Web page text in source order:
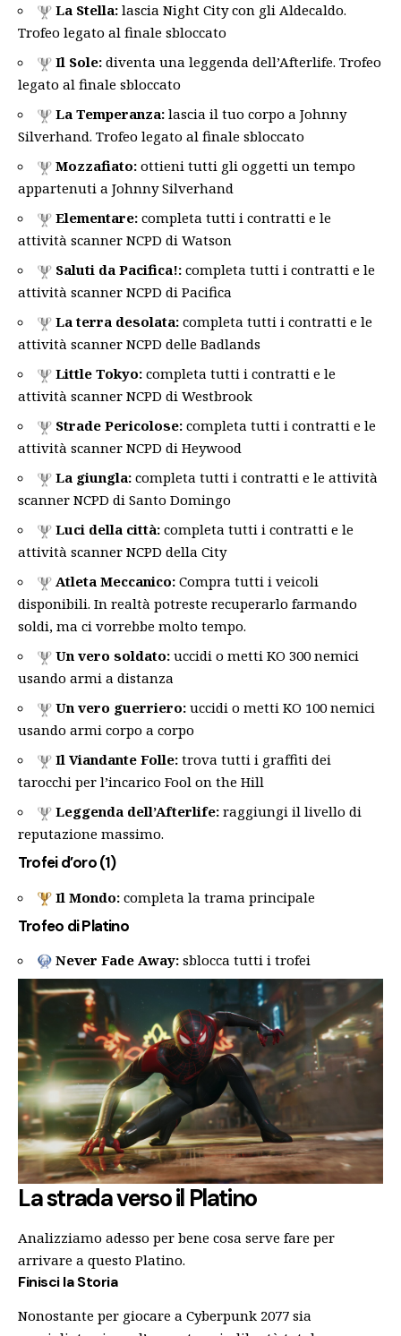
La Stella: lascia Night City con gli Aldecaldo.
Trofeo legato al finale sbloccato
Il Sole: diventa una leggenda dell’Afterlife. Trofeo
legato al finale sbloccato
La Temperanza: lascia il tuo corpo a Johnny
Silverhand. Trofeo legato al finale sbloccato
Mozzafiato: ottieni tutti gli oggetti un tempo
appartenuti a Johnny Silverhand
Elementare: completa tutti i contratti e le
attività scanner NCPD di Watson
Saluti da Pacifica!: completa tutti i contratti e le
attività scanner NCPD di Pacifica
La terra desolata: completa tutti i contratti e le
attività scanner NCPD delle Badlands
Little Tokyo: completa tutti i contratti e le
attività scanner NCPD di Westbrook
Strade Pericolose: completa tutti i contratti e le
attività scanner NCPD di Heywood
La giungla: completa tutti i contratti e le attività
scanner NCPD di Santo Domingo
Luci della città: completa tutti i contratti e le
attività scanner NCPD della City
Atleta Meccanico: Compra tutti i veicoli
disponibili. In realtà potreste recuperarlo farmando
soldi, ma ci vorrebbe molto tempo.
Un vero soldato: uccidi o metti KO 300 nemici
usando armi a distanza
Un vero guerriero: uccidi o metti KO 100 nemici
usando armi corpo a corpo
Il Viandante Folle: trova tutti i graffiti dei
tarocchi per l’incarico Fool on the Hill
Leggenda dell’Afterlife: raggiungi il livello di
reputazione massimo.
Trofei d’oro (1)
Il Mondo: completa la trama principale
Trofeo di Platino
Never Fade Away: sblocca tutti i trofei
La strada verso il Platino
Analizziamo adesso per bene cosa serve fare per
arrivare a questo Platino.
Finisci la Storia
Nonostante per giocare a Cyberpunk 2077 sia